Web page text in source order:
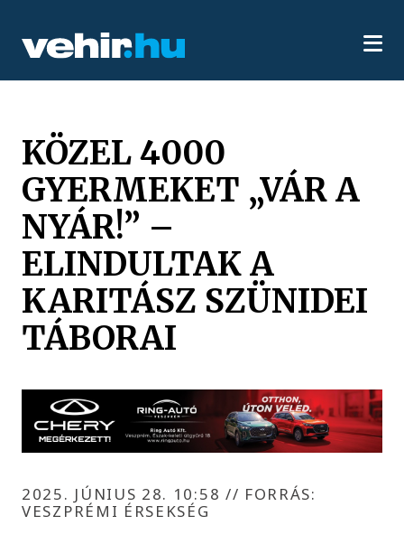
KÖZEL 4000
GYERMEKET „VÁR A
NYÁR!” –
ELINDULTAK A
KARITÁSZ SZÜNIDEI
TÁBORAI
2025. JÚNIUS 28. 10:58 // FORRÁS:
VESZPRÉMI ÉRSEKSÉG